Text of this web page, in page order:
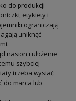
do produkcji
etykiety i
ograniczają
uniknąć
nasion i ułożenie
szybciej
trzeba wysiać
do marca lub